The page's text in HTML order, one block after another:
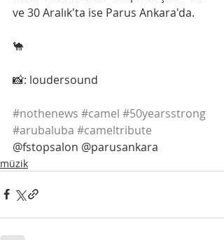
ve 30 Aralık'ta ise Parus Ankara'da.
🐪
📸: loudersound
#nothenews #camel #50yearsstrong
#arubaluba #cameltribute
@fstopsalon @parusankara
müzik